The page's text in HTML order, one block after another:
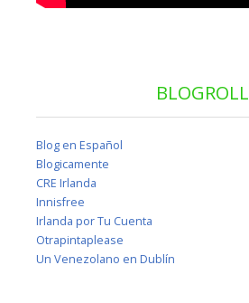
BLOGROLL
Blog en Español
Blogicamente
CRE Irlanda
Innisfree
Irlanda por Tu Cuenta
Otrapintaplease
Un Venezolano en Dublín